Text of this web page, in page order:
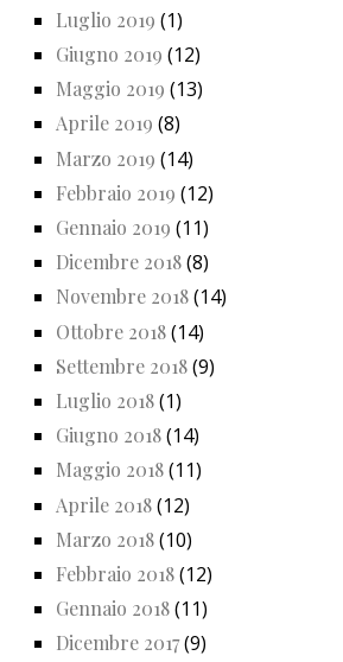
Luglio 2019 (1)
Giugno 2019 (12)
Maggio 2019 (13)
Aprile 2019 (8)
Marzo 2019 (14)
Febbraio 2019 (12)
Gennaio 2019 (11)
Dicembre 2018(8)
Novembre 2018(14)
Ottobre 2018(14)
Settembre 2018(9)
Luglio 2018(1)
Giugno 2018(14)
Maggio 2018(11)
Aprile 2018(12)
Marzo 2018(10)
Febbraio 2018(12)
Gennaio 2018(11)
Dicembre 2017(9)